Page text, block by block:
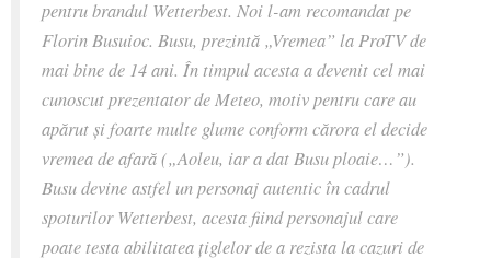
pentru brandul Wetterbest. Noi l-am recomandat pe
Florin Busuioc. Busu, prezintă „Vremea” la ProTV de
mai bine de 14 ani. În timpul acesta a devenit cel mai
cunoscut prezentator de Meteo, motiv pentru care au
apărut și foarte multe glume conform cărora el decide
vremea de afară („Aoleu, iar a dat Busu ploaie…”).
Busu devine astfel un personaj autentic în cadrul
spoturilor Wetterbest, acesta fiind personajul care
poate testa abilitatea țiglelor de a rezista la cazuri de